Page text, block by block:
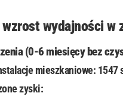
wydajności w
(0-6 miesięcy bez
mieszkaniowe: 1547
zyski: